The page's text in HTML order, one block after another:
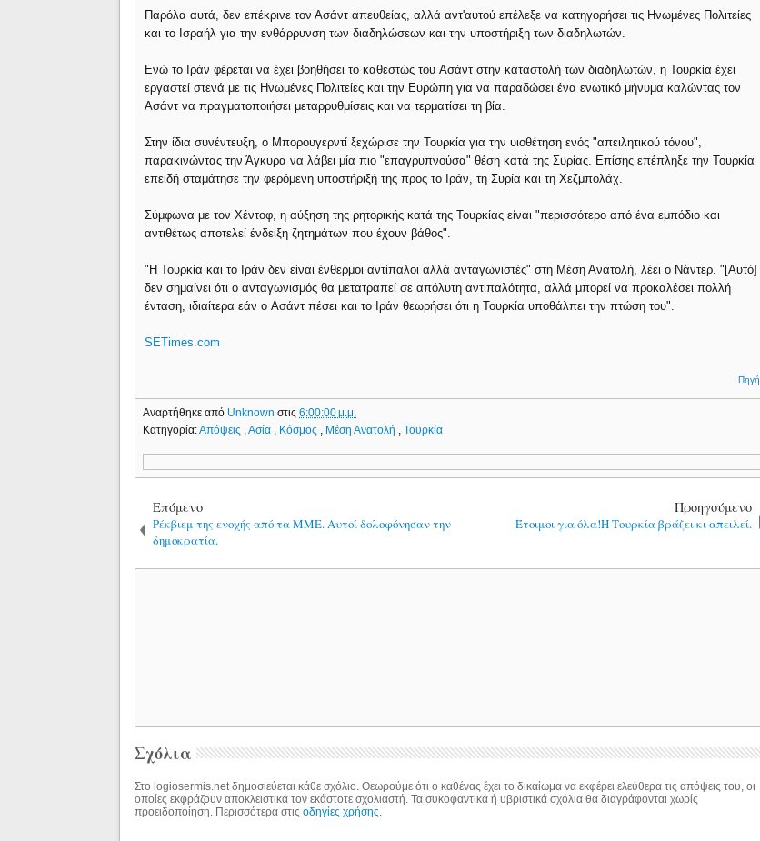
Παρόλα αυτά, δεν επέκρινε τον Ασάντ απευθείας, αλλά αντ'αυτού επέλεξε να κατηγορήσει τις Ηνωμένες Πολιτείες
και το Ισραήλ για την ενθάρρυνση των διαδηλώσεων και την υποστήριξη των διαδηλωτών.
Ενώ το Ιράν φέρεται να έχει βοηθήσει το καθεστώς του Aσάντ στην καταστολή των διαδηλωτών, η Τουρκία έχει
εργαστεί στενά με τις Ηνωμένες Πολιτείες και την Ευρώπη για να παραδώσει ένα ενωτικό μήνυμα καλώντας τον
Ασάντ να πραγματοποιήσει μεταρρυθμίσεις και να τερματίσει τη βία.
Στην ίδια συνέντευξη, ο Μπορουγερντί ξεχώρισε την Τουρκία για την υιοθέτηση ενός "απειλητικού τόνου",
παρακινώντας την Άγκυρα να λάβει μία πιο "επαγρυπνούσα" θέση κατά της Συρίας. Επίσης επέπληξε την Τουρκία
επειδή σταμάτησε την φερόμενη υποστήριξή της προς το Ιράν, τη Συρία και τη Χεζμπολάχ.
Σύμφωνα με τον Χέντοφ, η αύξηση της ρητορικής κατά της Τουρκίας είναι "περισσότερο από ένα εμπόδιο και
αντιθέτως αποτελεί ένδειξη ζητημάτων που έχουν βάθος".
"Η Τουρκία και το Ιράν δεν είναι ένθερμοι αντίπαλοι αλλά ανταγωνιστές" στη Μέση Ανατολή, λέει ο Νάντερ. "[Αυτό]
δεν σημαίνει ότι ο ανταγωνισμός θα μετατραπεί σε απόλυτη αντιπαλότητα, αλλά μπορεί να προκαλέσει πολλή
ένταση, ιδιαίτερα εάν ο Aσάντ πέσει και το Ιράν θεωρήσει ότι η Τουρκία υποθάλπει την πτώση του".
SETimes.com
Πηγή
Αναρτήθηκε από Unknownστις6:00:00 μ.μ.
Κατηγορία:Απόψεις ,Ασία Κόσμος Μέση Ανατολή ,Τουρκία
Επόμενο
Ρέκβιεμ της ενοχής από τα ΜΜΕ. Αυτοί δολοφόνησαν την
δημοκρατία.
Προηγούμενο
Έτοιμοι για όλα!Η Τουρκία βράζει κι απειλεί.
Σχόλια
Στο logiosermis.net δημοσιεύεται κάθε σχόλιο. Θεωρούμε ότι ο καθένας έχει το δικαίωμα να εκφέρει ελεύθερα τις απόψεις του, οι
οποίες εκφράζουν αποκλειστικά τον εκάστοτε σχολιαστή. Τα συκοφαντικά ή υβριστικά σχόλια θα διαγράφονται χωρίς
προειδοποίηση. Περισσότερα στιςοδηγίες χρήσης